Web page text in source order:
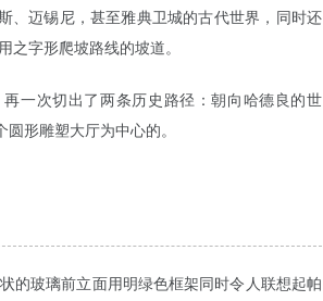
、迈锡尼，甚至雅典卫城的古代世界，同时还
之字形爬坡路线的坡道。
一次切出了两条历史路径：朝向哈德良的世
圆形雕塑大厅为中心的。
的玻璃前立面用明绿色框架同时令人联想起帕